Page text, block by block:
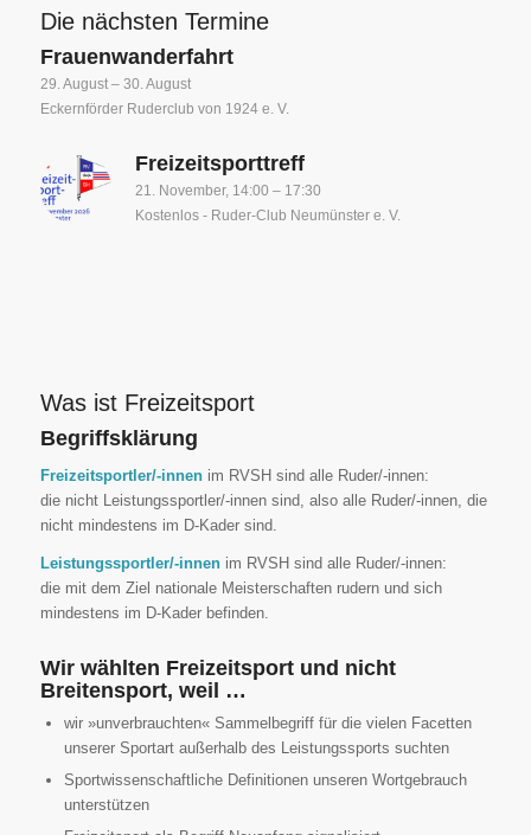
Die nächsten Termine
Frauenwanderfahrt
29. August– 30. August
Eckernförder Ruderclub von 1924 e. V.
Freizeitsporttreff
21. November, 14:00 – 17:30
Kostenlos- Ruder-Club Neumünster e. V.
Was ist Freizeitsport
Begriffsklärung
Freizeitsportler/-innenim RVSH sind alle Ruder/-innen:
die nicht Leistungssportler/-innen sind, also alle Ruder/-innen, die
nicht mindestens im D-Kader sind.
Leistungssportler/-innenim RVSH sind alle Ruder/-innen:
die mit dem Ziel nationale Meisterschaften rudern und sich
mindestens im D-Kader befinden.
Wir wählten Freizeitsport und nicht
Breitensport, weil …
wir »unverbrauchten« Sammelbegriff für die vielen Facetten
unserer Sportart außerhalb des Leistungssports suchten
Sportwissenschaftliche Definitionen unseren Wortgebrauch
unterstützen